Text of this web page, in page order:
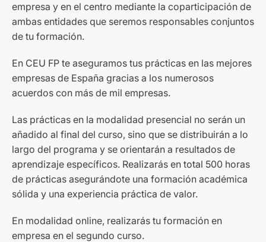
empresa y en el centro mediante la coparticipación de
ambas entidades que seremos responsables conjuntos
de tu formación.
En CEU FP te aseguramos tus prácticas en las mejores
empresas de España gracias a los numerosos
acuerdos con más de mil empresas.
Las prácticas en la modalidad presencial no serán un
añadido al final del curso, sino que se distribuirán a lo
largo del programa y se orientarán a resultados de
aprendizaje específicos. Realizarás en total 500 horas
de prácticas asegurándote una formación académica
sólida y una experiencia práctica de valor.
En modalidad online, realizarás tu formación en
empresa en el segundo curso.